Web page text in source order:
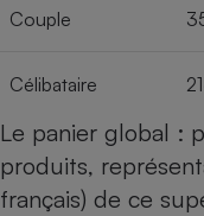
Couple
Célibataire
Le panier global :
produits,
français) de ce